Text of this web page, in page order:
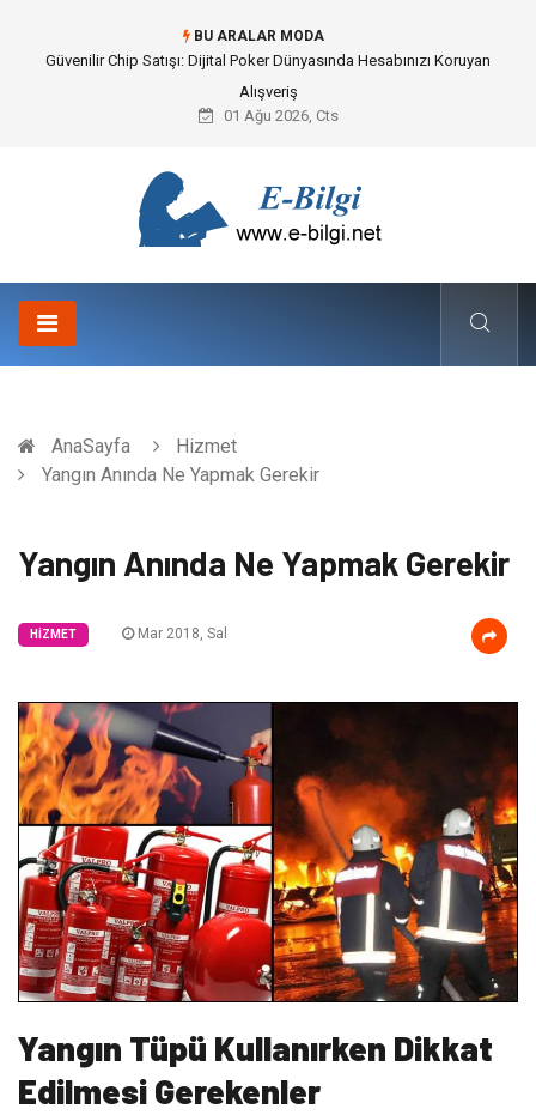
BU ARALAR MODA
Bahçe Çiti Kültürü ve Modern Peyzaj Mimarisindeki Hayati Rolü
01 Ağu 2026, Cts
AnaSayfa
Hizmet
Yangın Anında Ne Yapmak Gerekir
Yangın Anında Ne Yapmak Gerekir
HIZMET Mar 2018, Sal
Yangın Tüpü Kullanırken Dikkat
Edilmesi Gerekenler